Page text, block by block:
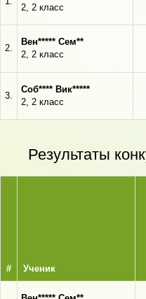
2, 2 класс
2.
Вен***** Сем**
2, 2 класс
3.
Соб**** Вик*****
2, 2 класс
Результаты
# Ученик